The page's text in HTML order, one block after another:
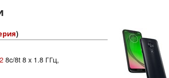
)
8c/8t 8 x 1.8 ГГц,